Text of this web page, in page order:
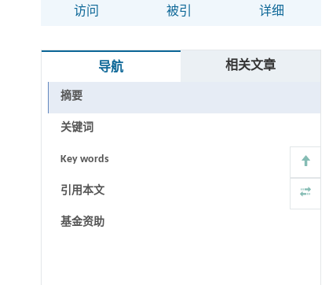
访问 被引 详细
导航 相关文章
摘要
关键词
Key words
引用本文
基金资助